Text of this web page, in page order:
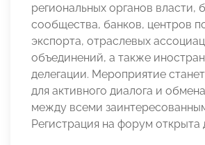
региональных органов власти,
сообщества, банков, центров
экспорта, отраслевых
объединений, а также
делегации. Мероприятие
для активного диалога и
между всеми
Регистрация на форум открыта